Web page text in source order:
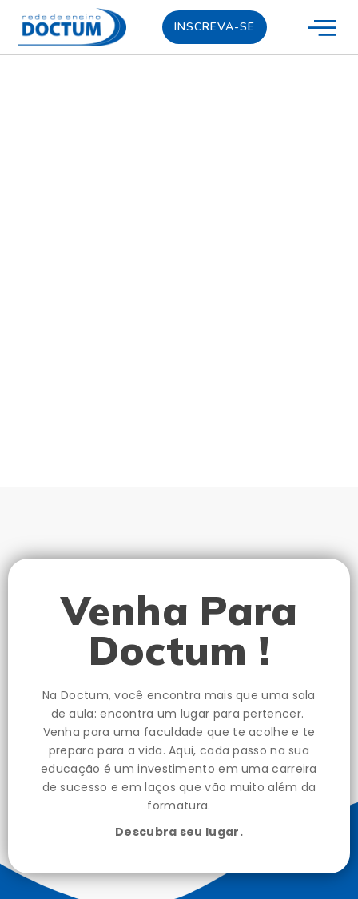
INSCREVA-SE
Venha Para
Doctum !
Na Doctum, você encontra mais que uma sala
de aula: encontra um lugar para pertencer.
Venha para uma faculdade que te acolhe e te
prepara para a vida. Aqui, cada passo na sua
educação é um investimento em uma carreira
de sucesso e em laços que vão muito além da
formatura.
Descubra seu lugar.